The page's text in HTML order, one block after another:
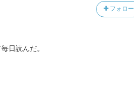
フォロー
日読んだ。